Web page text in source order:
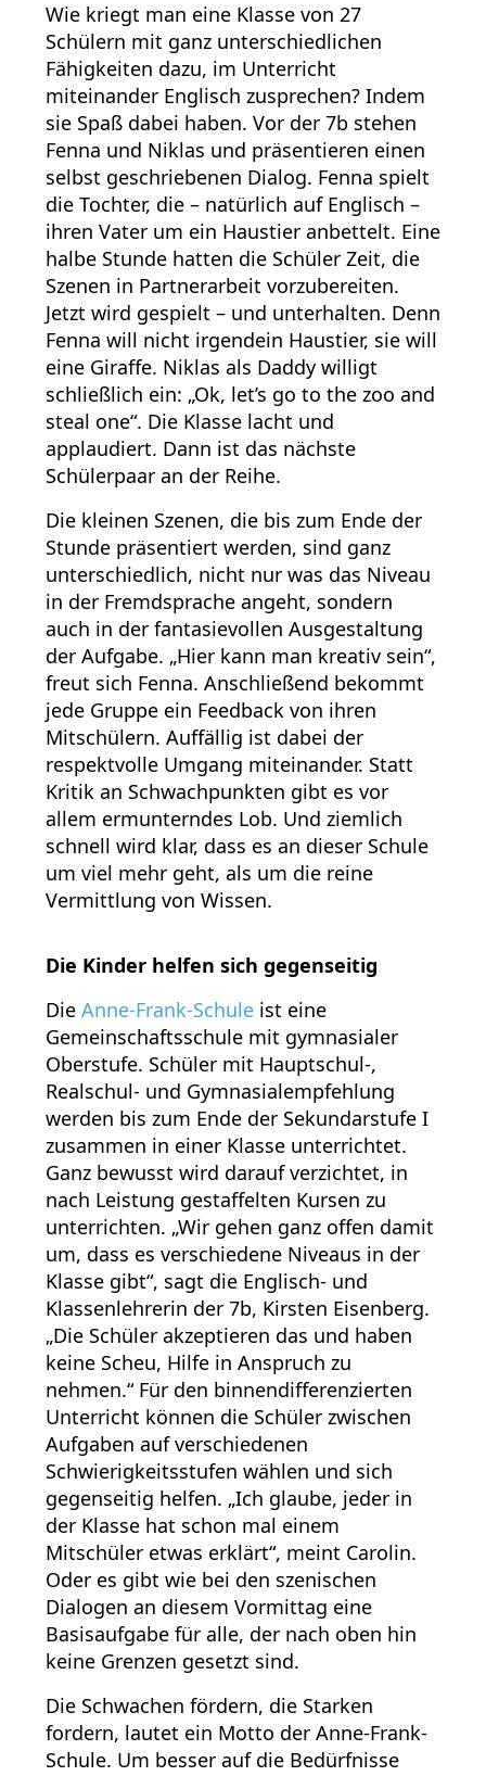
Wie kriegt man eine Klasse von 27
Schülern mit ganz unterschiedlichen
Fähigkeiten dazu, im Unterricht
miteinander Englisch zusprechen? Indem
sie Spaß dabei haben. Vor der 7b stehen
Fenna und Niklas und präsentieren einen
selbst geschriebenen Dialog. Fenna spielt
die Tochter, die – natürlich auf Englisch –
ihren Vater um ein Haustier anbettelt. Eine
halbe Stunde hatten die Schüler Zeit, die
Szenen in Partnerarbeit vorzubereiten.
Jetzt wird gespielt – und unterhalten. Denn
Fenna will nicht irgendein Haustier, sie will
eine Giraffe. Niklas als Daddy willigt
schließlich ein: „Ok, let’s go to the zoo and
steal one“. Die Klasse lacht und
applaudiert. Dann ist das nächste
Schülerpaar an der Reihe.
Die kleinen Szenen, die bis zum Ende der
Stunde präsentiert werden, sind ganz
unterschiedlich, nicht nur was das Niveau
in der Fremdsprache angeht, sondern
auch in der fantasievollen Ausgestaltung
der Aufgabe. „Hier kann man kreativ sein“,
freut sich Fenna. Anschließend bekommt
jede Gruppe ein Feedback von ihren
Mitschülern. Auffällig ist dabei der
respektvolle Umgang miteinander. Statt
Kritik an Schwachpunkten gibt es vor
allem ermunterndes Lob. Und ziemlich
schnell wird klar, dass es an dieser Schule
um viel mehr geht, als um die reine
Vermittlung von Wissen.
Die Kinder helfen sich gegenseitig
Die Anne-Frank-Schule ist eine
Gemeinschaftsschule mit gymnasialer
Oberstufe. Schüler mit Hauptschul-,
Realschul- und Gymnasialempfehlung
werden bis zum Ende der Sekundarstufe I
zusammen in einer Klasse unterrichtet.
Ganz bewusst wird darauf verzichtet, in
nach Leistung gestaffelten Kursen zu
unterrichten. „Wir gehen ganz offen damit
um, dass es verschiedene Niveaus in der
Klasse gibt“, sagt die Englisch- und
Klassenlehrerin der 7b, Kirsten Eisenberg.
„Die Schüler akzeptieren das und haben
keine Scheu, Hilfe in Anspruch zu
nehmen.“ Für den binnendifferenzierten
Unterricht können die Schüler zwischen
Aufgaben auf verschiedenen
Schwierigkeitsstufen wählen und sich
gegenseitig helfen. „Ich glaube, jeder in
der Klasse hat schon mal einem
Mitschüler etwas erklärt“, meint Carolin.
Oder es gibt wie bei den szenischen
Dialogen an diesem Vormittag eine
Basisaufgabe für alle, der nach oben hin
keine Grenzen gesetzt sind.
Die Schwachen fördern, die Starken
fordern, lautet ein Motto der Anne-Frank-
Schule. Um besser auf die Bedürfnisse